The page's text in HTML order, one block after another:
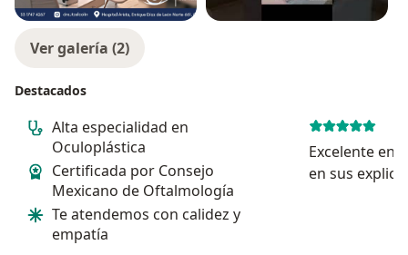
Ver galería (2)
Destacados
Alta especialidad en
Oculoplástica
Certificada por Consejo
Mexicano de Oftalmología
Te atendemos con calidez y
empatía
Excelente en
en sus